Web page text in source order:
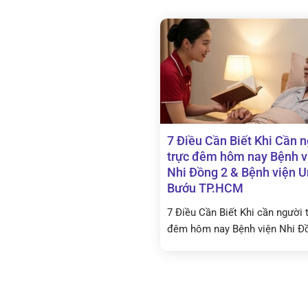
7 Điều Cần Biết Khi Cần
trực đêm hôm nay Bệnh
Nhi Đồng 2 & Bệnh viện
Bướu TP.HCM
7 Điều Cần Biết Khi cần người
đêm hôm nay Bệnh viện Nhi